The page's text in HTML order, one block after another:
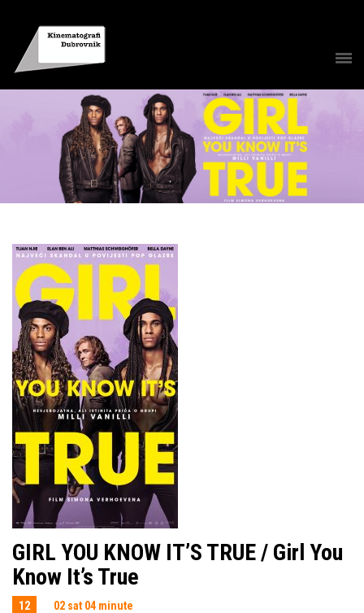
GIRL YOU KNOW IT’S TRUE / Girl You
Know It’s True
12 02 sat 04 minute